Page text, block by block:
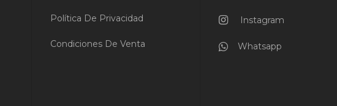
Política De Privacidad
Condiciones De Venta
Instagram
Whatsapp